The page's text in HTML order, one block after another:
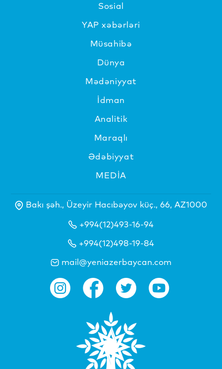
Sosial
YAP xəbərləri
Müsahibə
Dünya
Mədəniyyat
İdman
Analitik
Maraqlı
Ədəbiyyat
MEDİA
Bakı şəh., Üzeyir Hacıbəyov küç., 66, AZ1000
+994(12)493-16-94
+994(12)498-19-84
mail@yeniazerbaycan.com